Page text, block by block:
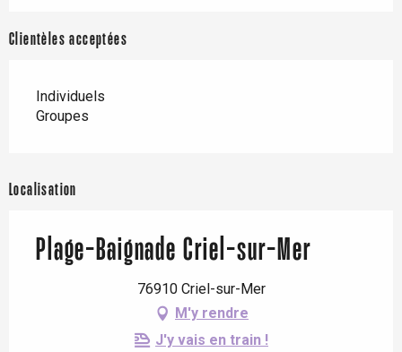
Clientèles acceptées
Individuels
Groupes
Localisation
Plage-Baignade Criel-sur-Mer
76910 Criel-sur-Mer
M'y rendre
J'y vais en train !